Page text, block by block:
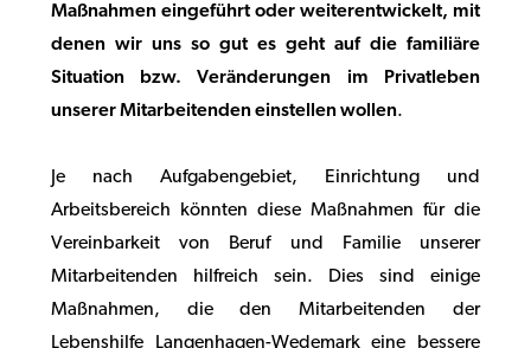
Maßnahmen eingeführt oder weiterentwickelt, mit
denen wir uns so gut es geht auf die familiäre
Situation bzw. Veränderungen im Privatleben
unserer Mitarbeitenden einstellen wollen.
Je nach Aufgabengebiet, Einrichtung und
Arbeitsbereich könnten diese Maßnahmen für die
Vereinbarkeit von Beruf und Familie unserer
Mitarbeitenden hilfreich sein. Dies sind einige
Maßnahmen, die den Mitarbeitenden der
Lebenshilfe Langenhagen-Wedemark eine bessere